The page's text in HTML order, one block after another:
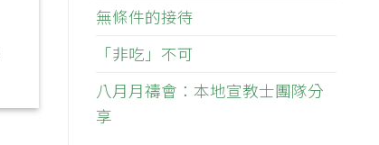
無條件的接待
「非吃」不可
八月月禱會：本地宣教士團隊分
享